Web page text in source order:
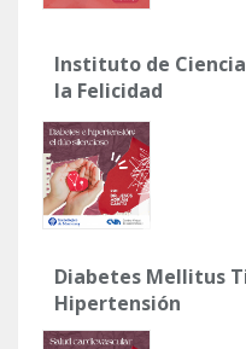
Instituto de
la Felicidad
Diabetes Mellitus
Hipertensión